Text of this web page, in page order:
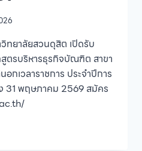
ทยาลัยสวนดุสิต เปิดรับ
ตรบริหารธุรกิจบัณฑิต สาขา
กเวลาราชการ ประจำปีการ
31 พฤษภาคม 2569 สมัคร